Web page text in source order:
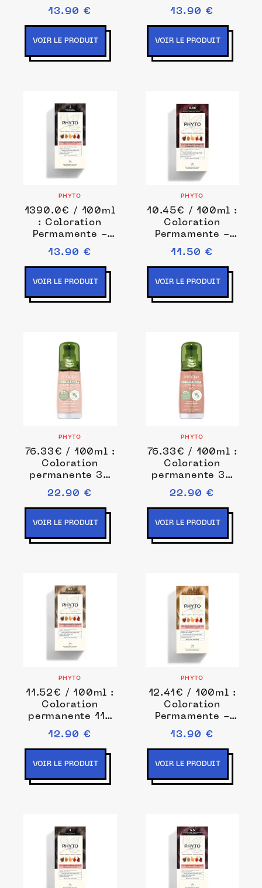
pigments
végétaux
Coloration
permanente 112
13.90 €
VOIR LE PRODUIT
pigments
végétaux
Coloration
permanente 112
13.90 €
VOIR LE PRODUIT
PHYTO
1390.0€ / 100ml
: Coloration
Permamente -
pigments
végétaux
Coloration
permanente 1 ml
13.90 €
VOIR LE PRODUIT
PHYTO
10.45€ / 100ml :
Coloration
Permamente -
pigments
végétaux
Coloration
permanente 110
11.50 €
VOIR LE PRODUIT
PHYTO
76.33€ / 100ml :
Coloration
permanente 30
ml Nude unisex
22.90 €
VOIR LE PRODUIT
PHYTO
76.33€ / 100ml :
Coloration
permanente 30
ml Marron clair
unisex
22.90 €
VOIR LE PRODUIT
PHYTO
11.52€ / 100ml :
Coloration
permanente 112
ml Marron unisex
12.90 €
VOIR LE PRODUIT
PHYTO
12.41€ / 100ml :
Coloration
Permamente -
pigments
végétaux
Coloration
permanente 112
13.90 €
VOIR LE PRODUIT